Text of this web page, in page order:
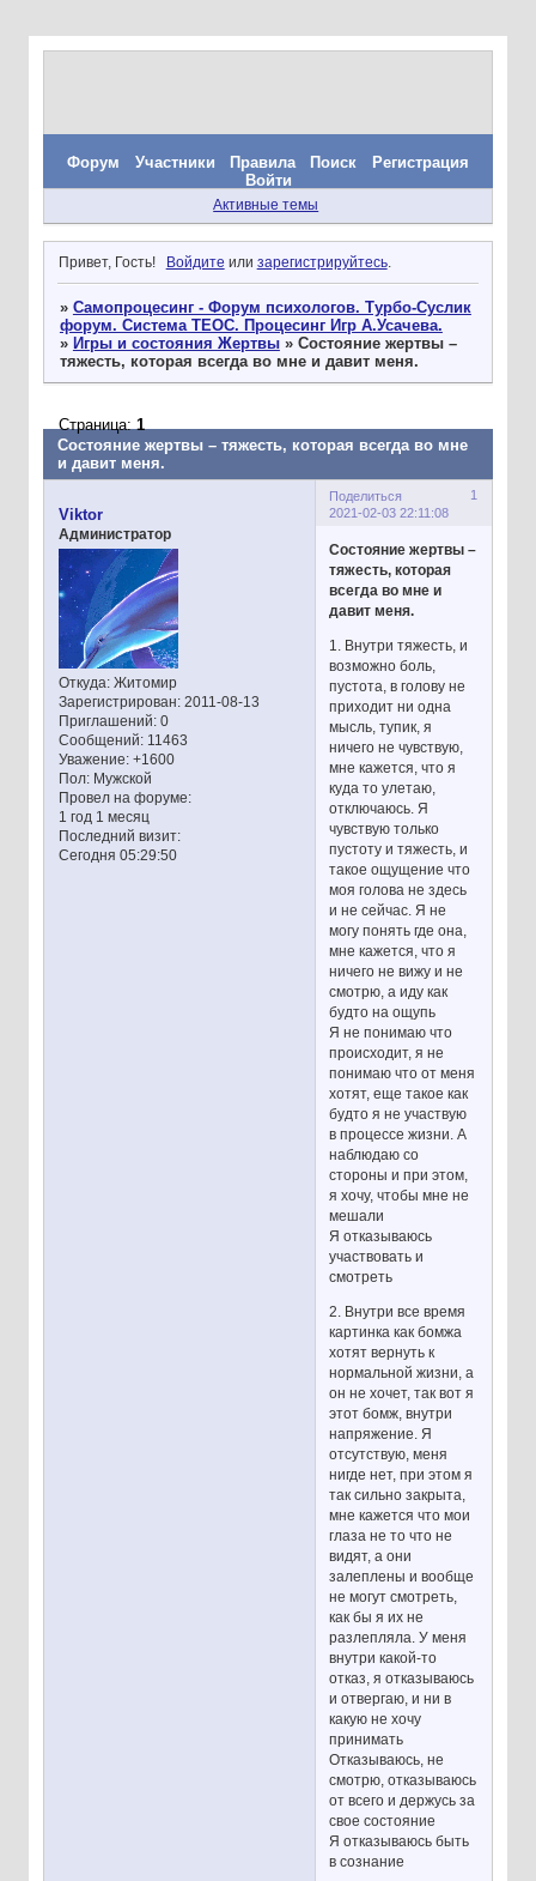
Форум Участники Правила Поиск
Регистрация
Войти
Активные темы
Привет, Гость! Войдите или зарегистрируйтесь.
» Самопроцесинг - Форум психологов. Турбо-Суслик
форум. Система ТЕОС. Процесинг Игр А.Усачева.
» Игры и состояния Жертвы » Состояние жертвы –
тяжесть, которая всегда во мне и давит меня.
Состояние жертвы – тяжесть, которая всегда во мне
и давит меня.
Страница:1
Поделиться
1
2021-02-03 22:11:08
Viktor
Администратор
Откуда:Житомир
Зарегистрирован: 2011-08-13
Приглашений:0
Сообщений:11463
Уважение: +1600
Пол:Мужской
Провел на форуме:
1 год 1 месяц
Последний визит:
Сегодня 05:29:50
Состояние жертвы –
тяжесть, которая
всегда во мне и
давит меня.
1. Внутри тяжесть, и
возможно боль,
пустота, в голову не
приходит ни одна
мысль, тупик, я
ничего не чувствую,
мне кажется, что я
куда то улетаю,
отключаюсь. Я
чувствую только
пустоту и тяжесть, и
такое ощущение что
моя голова не здесь
и не сейчас. Я не
могу понять где она,
мне кажется, что я
ничего не вижу и не
смотрю, а иду как
будто на ощупь
Я не понимаю что
происходит, я не
понимаю что от меня
хотят, еще такое как
будто я не участвую
в процессе жизни. А
наблюдаю со
стороны и при этом,
я хочу, чтобы мне не
мешали
Я отказываюсь
участвовать и
смотреть
2. Внутри все время
картинка как бомжа
хотят вернуть к
нормальной жизни, а
он не хочет, так вот я
этот бомж, внутри
напряжение. Я
отсутствую, меня
нигде нет, при этом я
так сильно закрыта,
мне кажется что мои
глаза не то что не
видят, а они
залеплены и вообще
не могут смотреть,
как бы я их не
разлепляла. У меня
внутри какой-то
отказ, я отказываюсь
и отвергаю, и ни в
какую не хочу
принимать
Отказываюсь, не
смотрю, отказываюсь
от всего и держусь за
свое состояние
Я отказываюсь быть
в сознание